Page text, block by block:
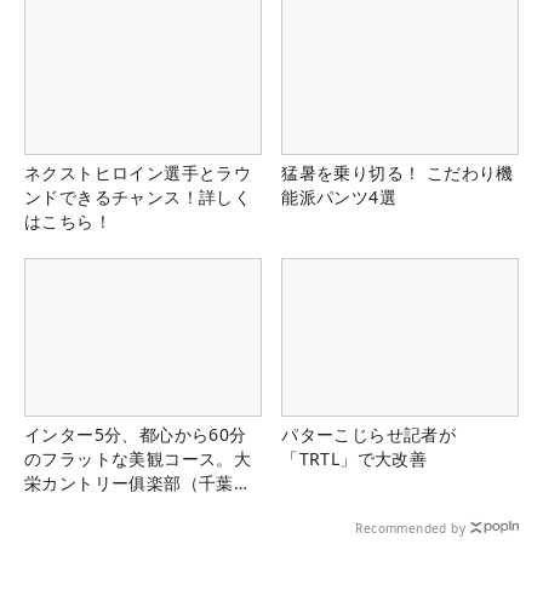
ネクストヒロイン選手とラウ
ンドできるチャンス！詳しく
はこちら！
猛暑を乗り切る！ こだわり機
能派パンツ4選
インター5分、都心から60分
のフラットな美観コース。大
栄カントリー俱楽部（千葉
パターこじらせ記者が
「TRTL」で大改善
Recommended by